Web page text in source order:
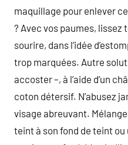
maquillage pour enlever
? Avec vos paumes,
sourire, dans l’idée
trop marquées. Autre
accoster –, à l’aide d’un
coton détersif. N’abusez
visage abreuvant.
teint à son fond de teint ou